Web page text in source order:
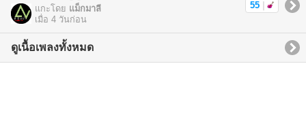
แกะโดย แม็กมาลี
เมื่อ 4 วันก่อน
55
ดูเนื้อเพลงทั้งหมด